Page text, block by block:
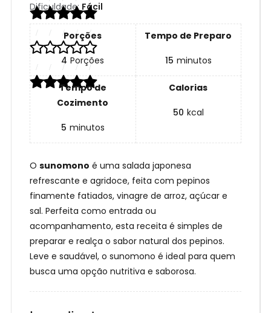
Dificuldade:Fácil
Porções
4 Porções
Tempo de Preparo
15 minutos
Tempo de
Cozimento
5 minutos
Calorias
50 kcal
O sunomono é uma salada japonesa
refrescante e agridoce, feita com pepinos
finamente fatiados, vinagre de arroz, açúcar e
sal. Perfeita como entrada ou
acompanhamento, esta receita é simples de
preparar e realça o sabor natural dos pepinos.
Leve e saudável, o sunomono é ideal para quem
busca uma opção nutritiva e saborosa.